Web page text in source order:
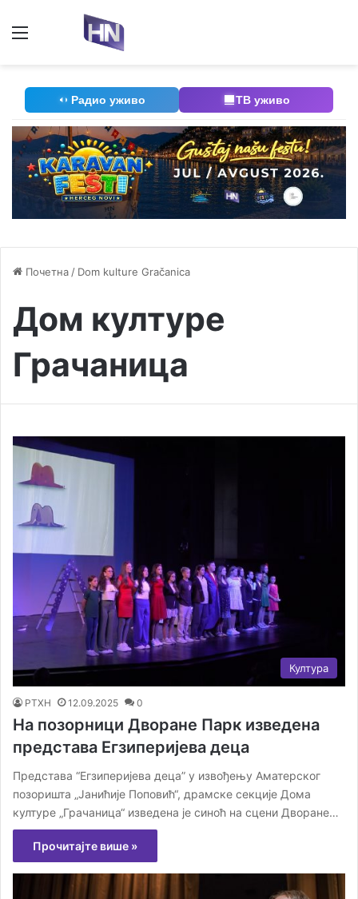
Радио уживо ТВ уживо
Почетна / Dom kulture Gračanica
Дом културе
Грачаница
Култура
РТХН 12.09.2025 0
На позорници Дворане Парк изведена
представа Егзиперијева деца
Представа “Егзиперијева деца” у извођењу Аматерског
позоришта „Јанићије Поповић“, драмске секције Дома
културе „Грачаница“ изведена је синоћ на сцени Дворане…
Прочитајте више »